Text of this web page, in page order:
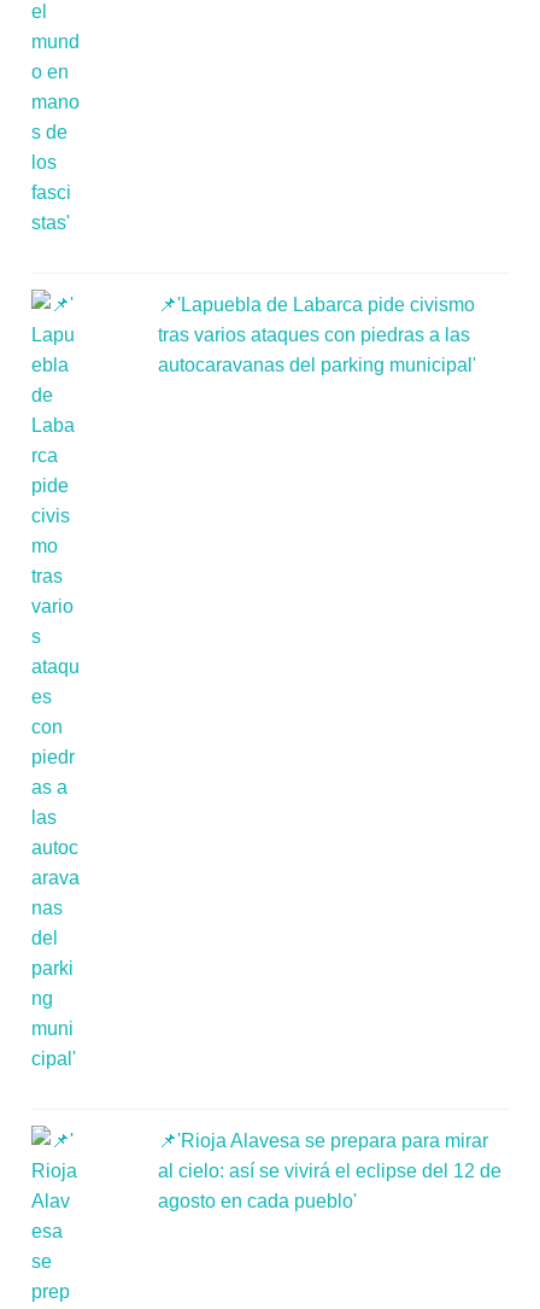
📌'Lapuebla de Labarca pide civismo
tras varios ataques con piedras a las
autocaravanas del parking municipal'
📌'Rioja Alavesa se prepara para mirar
al cielo: así se vivirá el eclipse del 12 de
agosto en cada pueblo'